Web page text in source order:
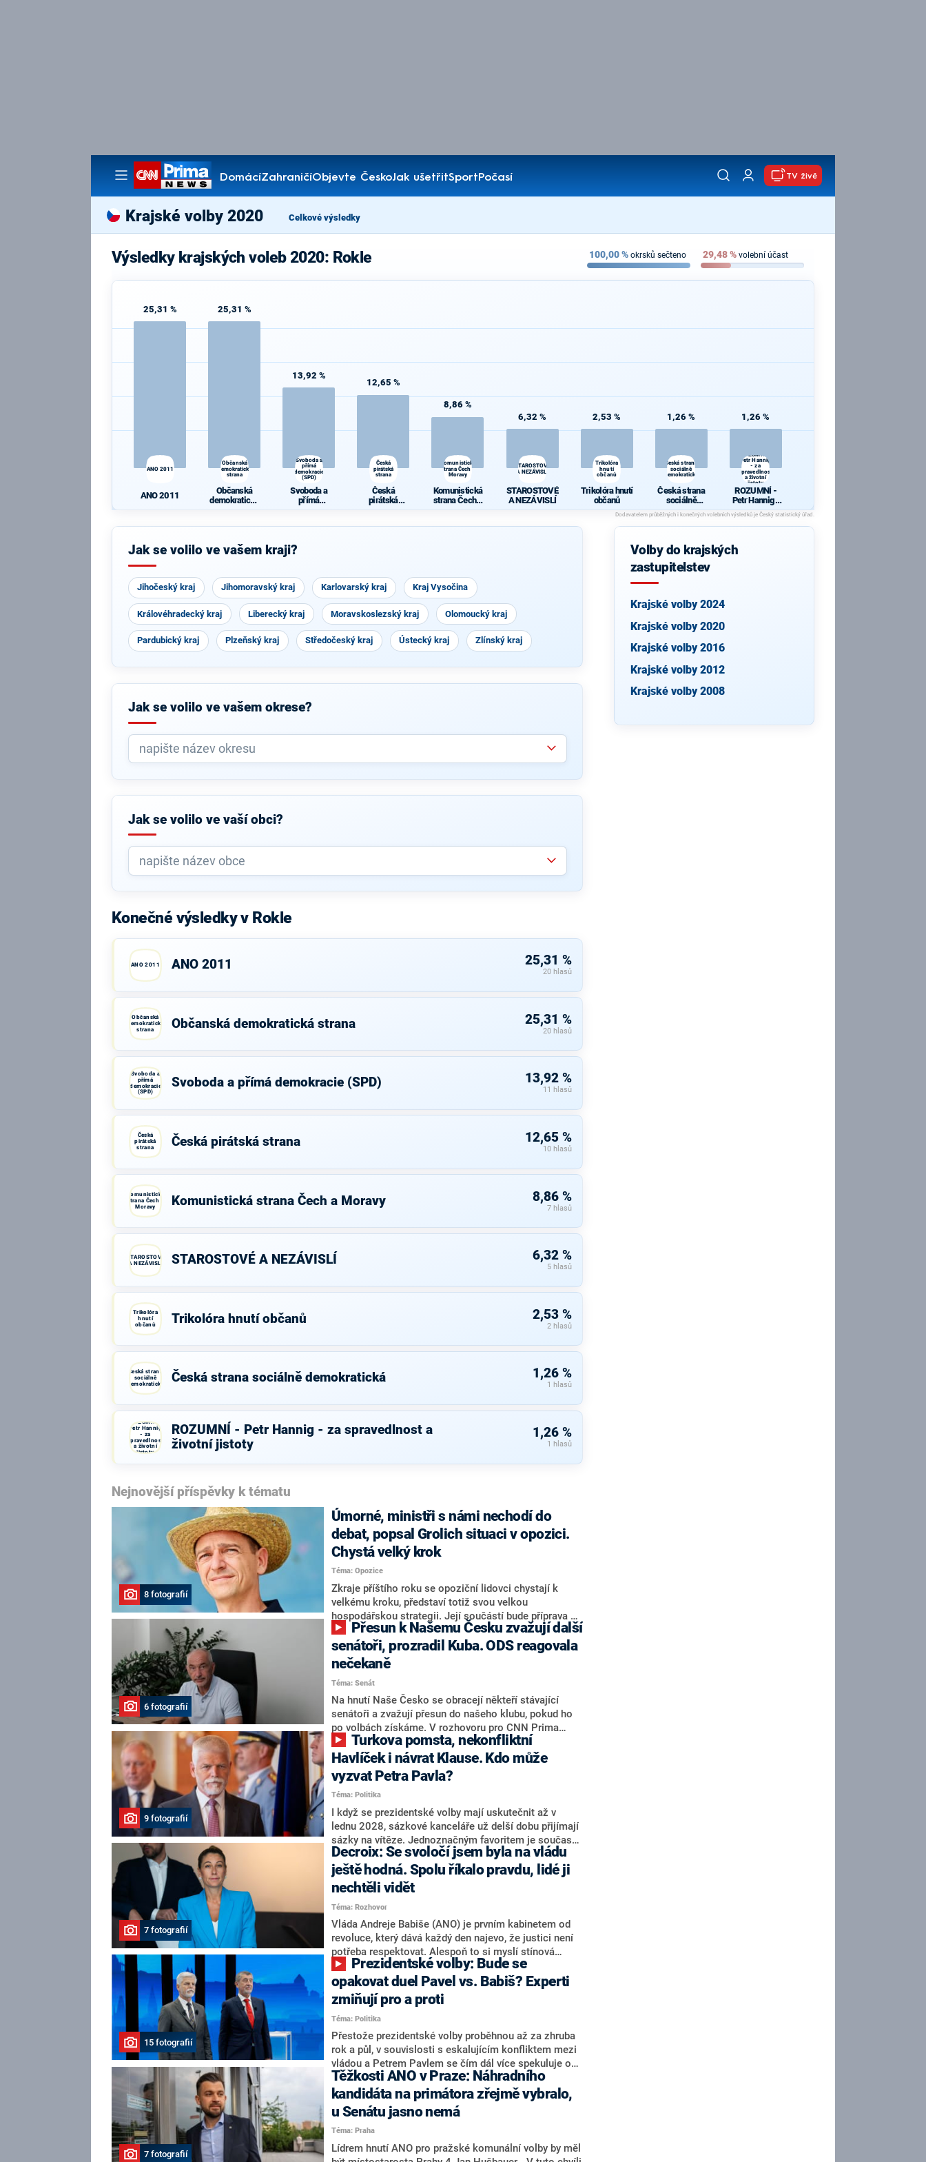
DomácíZahraničíObjevte ČeskoJak ušetřitSportPočasí
Pořady
TV živě
Krajské volby 2020 Celkové výsledky
Výsledky krajských voleb 2020: Rokle 100,00% okrsků sečteno 29,48% volební účast
25,31 %
ANO 2011
ANO 2011
25,31 %
Občanská
demokratická
strana
Občanská
demokratická
13,92 %
Svoboda a
přímá
demokracie
(SPD)
Svoboda a
přímá
12,65 %
Česká
pirátská
strana
Česká
pirátská
8,86 %
Komunistická
strana Čech a
Moravy
Komunistická
strana Čech a
6,32 %
STAROSTOVÉ
A NEZÁVISLÍ
STAROSTOVÉ
A NEZÁVISLÍ
2,53 %
Trikolóra
hnutí
občanů
Trikolóra hnutí
občanů
1,26 %
Česká strana
sociálně
demokratická
Česká strana
sociálně
demokratická
1,26 %
ROZUMNÍ -
Petr Hannig
- za
spravedlnost
a životní
jistoty
ROZUMNÍ -
Petr Hannig -
za
spravedlnost
a životní
Jak se volilo ve vašem kraji?
Jihočeský kraj Jihomoravský kraj Karlovarský kraj Kraj Vysočina
Královéhradecký kraj Liberecký kraj Moravskoslezský kraj Olomoucký kraj
Pardubický kraj Plzeňský kraj Středočeský kraj Ústecký kraj Zlínský kraj
Jak se volilo ve vašem okrese?
Jak se volilo ve vaší obci?
Konečné výsledky v Rokle
ANO 2011 ANO 2011 25,31 %
20 hlasů
Občanská
demokratická
strana
Občanská demokratická strana 25,31 %
20 hlasů
Svoboda a
přímá
demokracie
(SPD)
Svoboda a přímá demokracie (SPD) 13,92 %
11 hlasů
Česká
pirátská
strana
Česká pirátská strana 12,65 %
10 hlasů
Komunistická
strana Čech a
Moravy
Komunistická strana Čech a Moravy 8,86 %
7 hlasů
STAROSTOVÉ
A NEZÁVISLÍ
STAROSTOVÉ A NEZÁVISLÍ 6,32 %
5 hlasů
Trikolóra
hnutí
občanů
Trikolóra hnutí občanů 2,53 %
2 hlasů
Česká strana
sociálně
demokratická
Česká strana sociálně demokratická 1,26 %
1 hlasů
ROZUMNÍ -
Petr Hannig
- za
spravedlnost
a životní
jistoty
ROZUMNÍ - Petr Hannig - za spravedlnost a
životní jistoty
1,26 %
1 hlasů
Nejnovější příspěvky k tématu
8 fotografií
Úmorné, ministři s námi nechodí do
debat, popsal Grolich situaci v opozici.
Chystá velký krok
Téma: Opozice
Zkraje příštího roku se opoziční lidovci chystají k
velkému kroku, představí totiž svou velkou
hospodářskou strategii. Její součástí bude příprava na
stárnutí populace, řekl ve středu na setkání s novináři
nový předseda lidovců Jan Grolich. Ten zároveň v
senátních volbách kandiduje ve Vyškově. Popsal i
aktivitu opozice, o níž vládní strany nebo političtí
komentátoři mluví jako o slabé a v defenzivě. „Je to
úmorná práce upozorňovat na chyby vlády. Ministři s
námi navíc nechodí do debat. Chceme ale ukazovat
svoje témata,“ odpověděl Grolich na dotaz CNN Prima
NEWS.
6 fotografií
senátoři, prozradil Kuba. ODS reagovala
nečekaně
Téma: Senát
Na hnutí Naše Česko se obracejí někteří stávající
senátoři a zvažují přesun do našeho klubu, pokud ho
po volbách získáme. V rozhovoru pro CNN Prima
NEWS to řekl zakladatel hnutí a jihočeský hejtman
Martin Kuba. Konkrétní nebyl, ale získat by takto mohl
například senátora Zdeňka Hrabu, který je dnes
součástí klubu ODS a TOP 09. Hraba to na dotaz
redakce nevyloučil. Předseda klubu senátorů ODS
Zdeněk Nytra redakci řekl, že počítá s odchodem
některých senátorů z klubu a že Naše Česko není
nepřítel, ale soupeř.
9 fotografií
Havlíček i návrat Klause. Kdo může
vyzvat Petra Pavla?
Téma: Politika
I když se prezidentské volby mají uskutečnit až v
lednu 2028, sázkové kanceláře už delší dobu přijímají
sázky na vítěze. Jednoznačným favoritem je současná
hlava státu Petr Pavel. Daleko za ním pak bookmakeři
zmiňují dva výrazné politiky ANO, tedy premiéra
Andreje Babiše a ministra průmyslu Karla Havlíčka.
Oblíbeným tipem samotných sázkařů je poslanec za
Motoristy Filip Turek. Politolog Jan Kubáček nicméně
o případné kandidatuře kohokoliv ze zmíněné trojice
značně pochybuje. Podle něj současná koalice dosud
nemá osobu, která by Pavlovi mohla konkurovat.
7 fotografií
Decroix: Se svoločí jsem byla na vládu
ještě hodná. Spolu říkalo pravdu, lidé ji
nechtěli vidět
Téma: Rozhovor
Vláda Andreje Babiše (ANO) je prvním kabinetem od
revoluce, který dává každý den najevo, že justici není
potřeba respektovat. Alespoň to si myslí stínová
ministryně spravedlnosti ODS Eva Decroix. V
rozhovoru pro CNN Prima NEWS si nebrala servítky
ohledně politického výkonu svého nástupce Jeronýma
Tejce (za ANO) či vládní zmocněnkyně pro lidská
práva Taťány Malé (ANO). Označením „svoloč“ na
adresu vlády prý byla ještě hodná. Decroix se také
vrátila k volební porážce koalice Spolu či promluvila o
hnutí Naše Česko Martina Kuby.
15 fotografií
opakovat duel Pavel vs. Babiš? Experti
zmiňují pro a proti
Téma: Politika
Přestože prezidentské volby proběhnou až za zhruba
rok a půl, v souvislosti s eskalujícím konfliktem mezi
vládou a Petrem Pavlem se čím dál více spekuluje o
tom, koho by do bitvy o Hrad mohla vyslat současná
koalice. Někteří političtí komentátoři znovu vytahují
jméno premiéra Andreje Babiše (ANO). Jak moc je
pravděpodobné, že se v prezidentských volbách 2028
bude znovu opakovat souboj z roku 2023?
7 fotografií
Těžkosti ANO v Praze: Náhradního
kandidáta na primátora zřejmě vybralo,
u Senátu jasno nemá
Téma: Praha
Lídrem hnutí ANO pro pražské komunální volby by měl
Volby do krajských
zastupitelstev
Krajské volby 2024
Krajské volby 2020
Krajské volby 2016
Krajské volby 2012
Krajské volby 2008